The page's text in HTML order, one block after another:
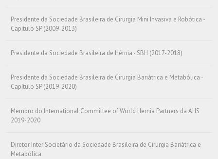
Presidente da Sociedade Brasileira de Cirurgia Mini Invasiva e Robótica -
Capitulo SP (2009-2013)
Presidente da Sociedade Brasileira de Hérnia - SBH (2017-2018)
Presidente da Sociedade Brasileira de Cirurgia Bariátrica e Metabólica -
Capítulo SP (2019-2020)
Membro do International Committee of World Hernia Partners da AHS
2019-2020
Diretor Inter Societário da Sociedade Brasileira de Cirurgia Bariátrica e
Metabólica